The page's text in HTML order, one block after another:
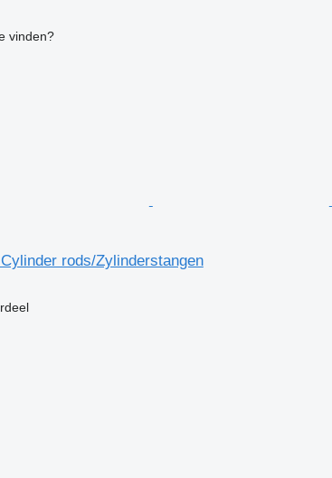
vinden?
rods/Zylinderstangen